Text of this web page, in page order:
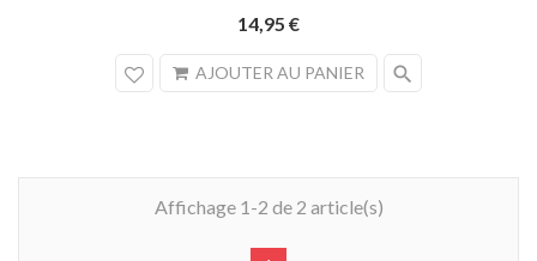
14,95 €
AJOUTER AU PANIER search
Affichage 1-2 de 2 article(s)